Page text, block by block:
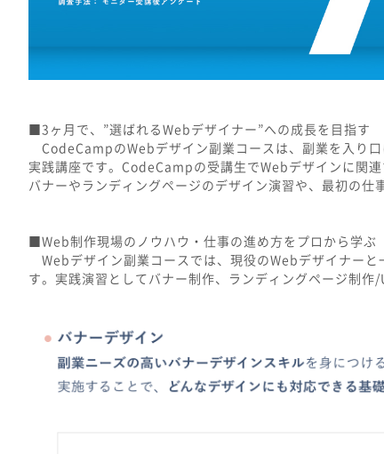
■3ヶ月で、”選ばれるWebデザイナー”への成長を目指す
CodeCampのWebデザイン副業コースは、副業を入り
実践講座です。CodeCampの受講生でWebデザインに関
バナーやランディングページのデザイン演習や、最初の仕
■Web制作現場のノウハウ・仕事の進め方をプロから学ぶ
Webデザイン副業コースでは、現役のWebデザイナー
す。実践演習としてバナー制作、ランディングページ制作